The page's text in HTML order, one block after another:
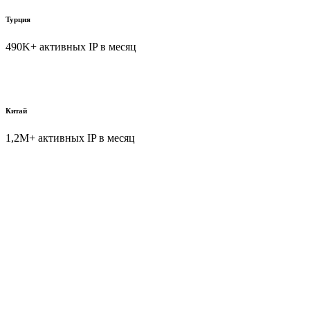
Турция
490K+ активных IP в месяц
Китай
1,2M+ активных IP в месяц